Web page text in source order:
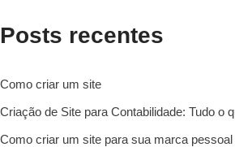
Posts recentes
Como criar um site
Criação de Site para Contabilidade: Tudo o
Como criar um site para sua marca